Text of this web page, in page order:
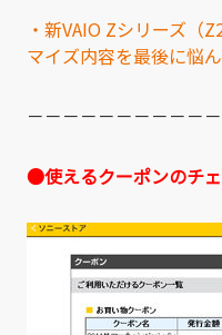
・新VAIO Zシリーズ（
マイズ内容を最後に悩ん
－－－－－－－－－－
●使えるクーポンのチ